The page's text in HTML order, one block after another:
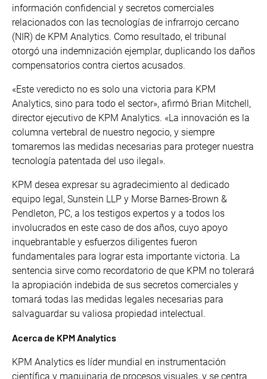
información confidencial y secretos comerciales
relacionados con las tecnologías de infrarrojo cercano
(NIR) de KPM Analytics. Como resultado, el tribunal
otorgó una indemnización ejemplar, duplicando los daños
compensatorios contra ciertos acusados.
«Este veredicto no es solo una victoria para KPM
Analytics, sino para todo el sector», afirmó Brian Mitchell,
director ejecutivo de KPM Analytics. «La innovación es la
columna vertebral de nuestro negocio, y siempre
tomaremos las medidas necesarias para proteger nuestra
tecnología patentada del uso ilegal».
KPM desea expresar su agradecimiento al dedicado
equipo legal, Sunstein LLP y Morse Barnes-Brown &
Pendleton, PC, a los testigos expertos y a todos los
involucrados en este caso de dos años, cuyo apoyo
inquebrantable y esfuerzos diligentes fueron
fundamentales para lograr esta importante victoria. La
sentencia sirve como recordatorio de que KPM no tolerará
la apropiación indebida de sus secretos comerciales y
tomará todas las medidas legales necesarias para
salvaguardar su valiosa propiedad intelectual.
Acerca de KPM Analytics
KPM Analytics es líder mundial en instrumentación
científica y maquinaria de procesos visuales, y se centra